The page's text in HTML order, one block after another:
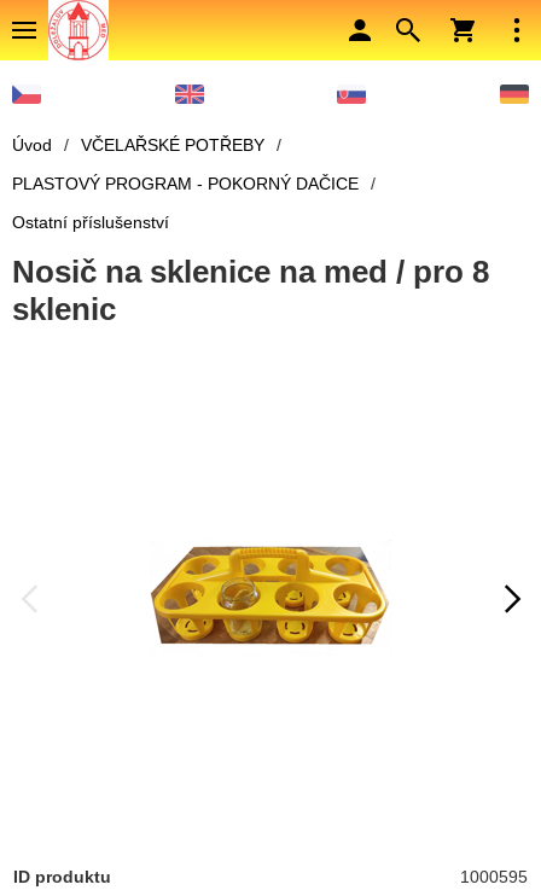
Úvod / VČELAŘSKÉ POTŘEBY
/
PLASTOVÝ PROGRAM - POKORNÝ DAČICE
/
Ostatní příslušenství
Nosič na sklenice na med / pro 8
sklenic
ID produktu 1000595